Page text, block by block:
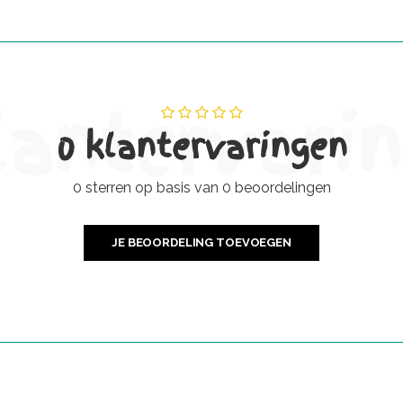
0 klantervaringen
0 sterren op basis van 0 beoordelingen
JE BEOORDELING TOEVOEGEN